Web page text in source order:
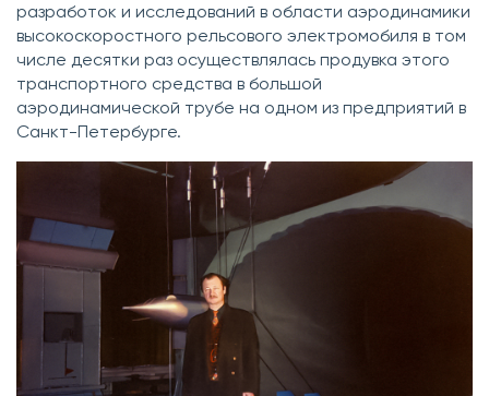
разработок и исследований в области аэродинамики
высокоскоростного рельсового электромобиля в том
числе десятки раз осуществлялась продувка этого
транспортного средства в большой
аэродинамической трубе на одном из предприятий в
Санкт-Петербурге.